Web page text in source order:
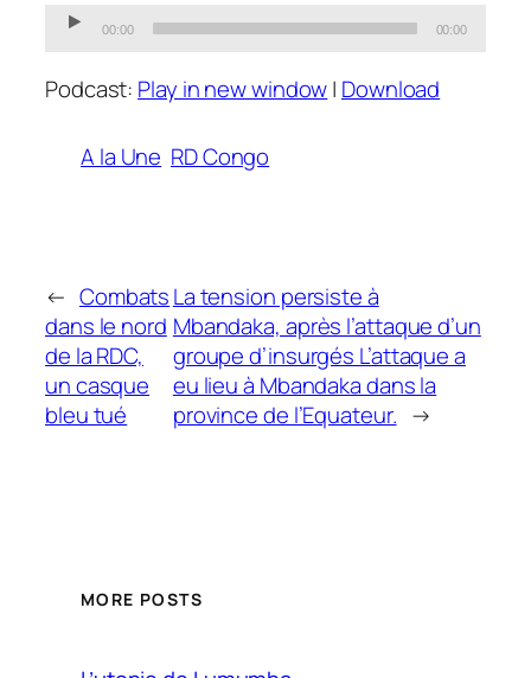
Audio
00:00 00:00
Podcast: Play in new window| Download
A la Une RD Congo
← Combats
dans le nord
de la RDC,
un casque
bleu tué
La tension persiste à
Mbandaka, après l’attaque d’un
groupe d’insurgés L’attaque a
eu lieu à Mbandaka dans la
province de l’Equateur. →
MORE POSTS